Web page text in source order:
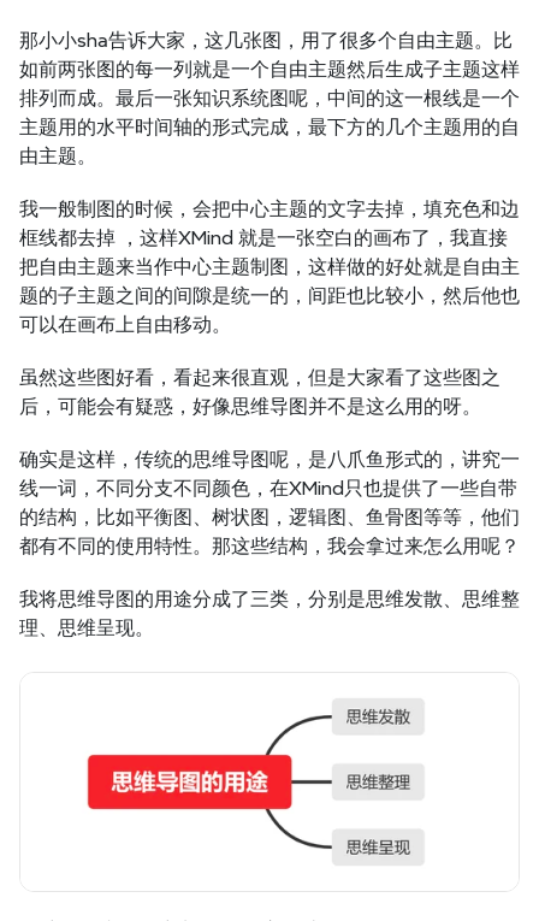
那小小sha告诉大家，这几张图，用了很多个自由主题。比
如前两张图的每一列就是一个自由主题然后生成子主题这样
排列而成。最后一张知识系统图呢，中间的这一根线是一个
主题用的水平时间轴的形式完成，最下方的几个主题用的自
由主题。
我一般制图的时候，会把中心主题的文字去掉，填充色和边
框线都去掉 ，这样XMind 就是一张空白的画布了，我直接
把自由主题来当作中心主题制图，这样做的好处就是自由主
题的子主题之间的间隙是统一的，间距也比较小，然后他也
可以在画布上自由移动。
虽然这些图好看，看起来很直观，但是大家看了这些图之
后，可能会有疑惑，好像思维导图并不是这么用的呀。
确实是这样，传统的思维导图呢，是八爪鱼形式的，讲究一
线一词，不同分支不同颜色，在XMind只也提供了一些自带
的结构，比如平衡图、树状图，逻辑图、鱼骨图等等，他们
都有不同的使用特性。那这些结构，我会拿过来怎么用呢？
我将思维导图的用途分成了三类，分别是思维发散、思维整
理、思维呈现。